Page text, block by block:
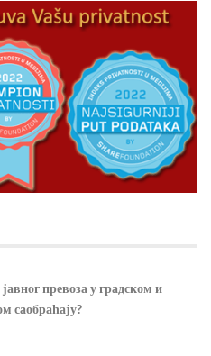
превоза у градском и
саобраћају?